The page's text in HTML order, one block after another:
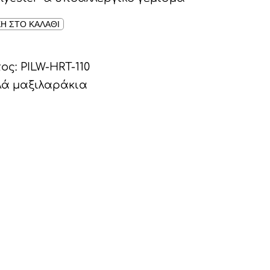
ΣΤΟ ΚΑΛΑΘΙ
PILW-HRT-110
μαξιλαράκια